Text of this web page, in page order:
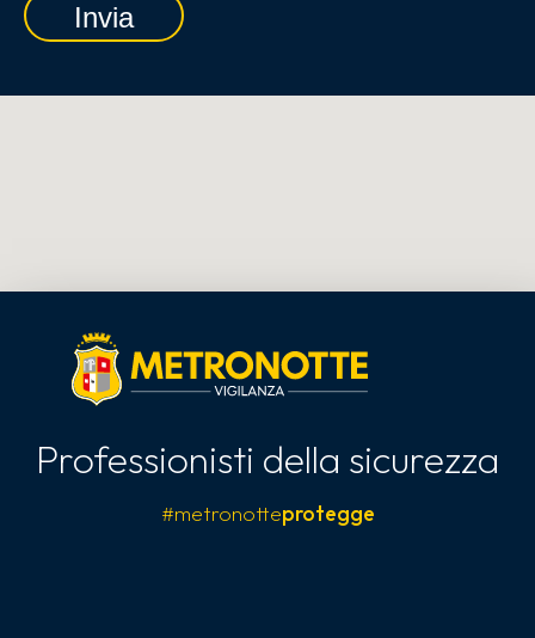
Invia
Professionisti della sicurezza
#metronotteprotegge